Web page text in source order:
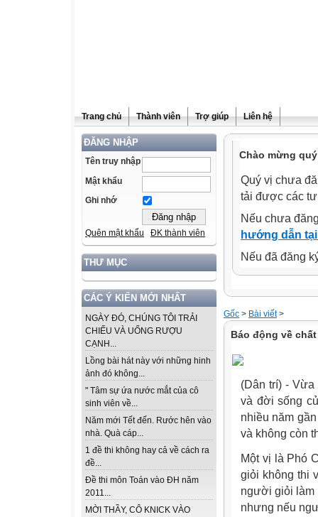
Trang chủ Thành viên Trợ giúp Liên hệ
ĐĂNG NHẬP
Tên truy nhập
Mật khẩu
Ghi nhớ
Quên mật khẩu ĐK thành viên
THƯ MỤC
CÁC Ý KIẾN MỚI NHẤT
NGÀY ĐÓ, CHÚNG TÔI TRẢI
CHIẾU VÀ UỐNG RƯỢU
CẠNH...
Lồng bài hát này với những hinh
ảnh đó không...
" Tâm sự ứa nước mắt của cô
sinh viên về...
Năm mới Tết đến. Rước hên vào
nhà. Quà cáp...
1 đề thi không hay cả về cách ra
đề...
Đề thi môn Toán vào ĐH năm
2011...
MỜI THẦY, CÔ KNICK VÀO
Chào mừng
Quý vị chưa
tải được các
Nếu chưa
hướng dẫn
Nếu đã đăng
Gốc > Bài viết>
Báo động về
(Dân trí) - Vừa
và đời sống
nhiều năm
và không còn
Một vị là Phó
giỏi không thi
người giỏi làm
nhưng nếu